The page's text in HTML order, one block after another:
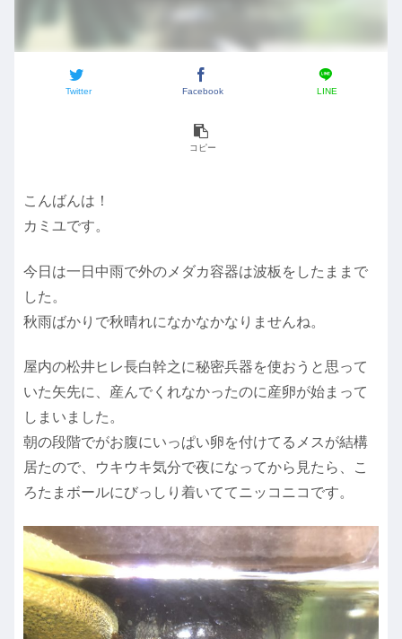
Twitter Facebook LINE
コピー
こんばんは！
カミユです。
今日は一日中雨で外のメダカ容器は波板をしたままで
した。
秋雨ばかりで秋晴れになかなかなりませんね。
屋内の松井ヒレ長白幹之に秘密兵器を使おうと思って
いた矢先に、産んでくれなかったのに産卵が始まって
しまいました。
朝の段階でがお腹にいっぱい卵を付けてるメスが結構
居たので、ウキウキ気分で夜になってから見たら、こ
ろたまボールにびっしり着いててニッコニコです。